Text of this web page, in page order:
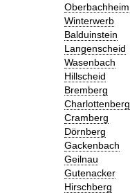
Oberbachheim
Winterwerb
Balduinstein
Langenscheid
Wasenbach
Hillscheid
Bremberg
Charlottenberg
Cramberg
Dörnberg
Gackenbach
Geilnau
Gutenacker
Hirschberg